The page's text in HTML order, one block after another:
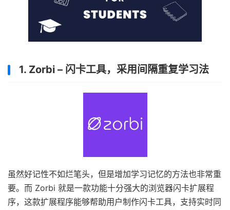
1. Zorbi – 闪卡工具，采用间隔重复学习法
虽然好记性不如烂笔头，但是增加学习记忆的方法也非常重
要。而 Zorbi 就是一款功能十分强大的浏览器闪卡扩展程
序，这款扩展程序能够帮助用户制作闪卡工具，支持实时同